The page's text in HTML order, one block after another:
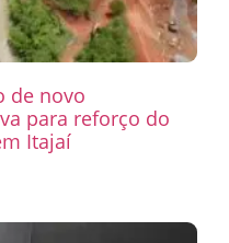
de novo
para reforço do
Itajaí